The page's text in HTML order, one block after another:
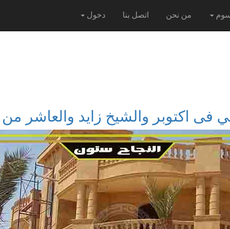
دخول اتصل بنا من نحن
فى اكتوبر والشيخ زايد والعاشر